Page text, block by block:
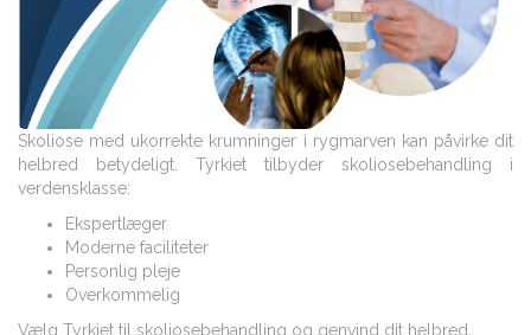
Skoliose med ukorrekte krumninger i rygmarven kan påvirke dit
helbred betydeligt. Tyrkiet tilbyder skoliosebehandling i
verdensklasse:
Ekspertlæger
Moderne faciliteter
Personlig pleje
Overkommelig
Vælg Tyrkiet til skoliosebehandling og genvind dit helbred.